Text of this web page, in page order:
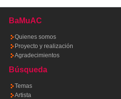
BaMuAC
Quienes somos
Proyecto y realización
Agradecimientos
Búsqueda
Temas
Artista